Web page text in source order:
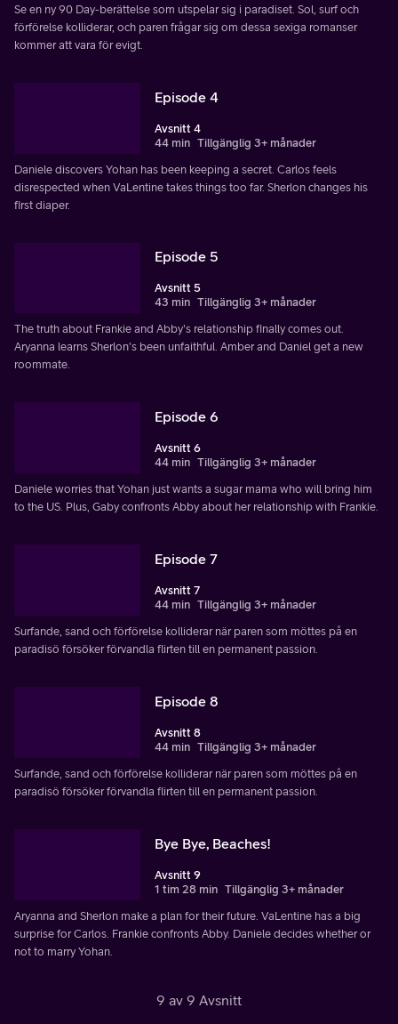
Se en ny 90 Day-berättelse som utspelar sig i paradiset. Sol, surf och
förförelse kolliderar, och paren frågar sig om dessa sexiga romanser
kommer att vara för evigt.
Episode 4
Avsnitt 4
44 min Tillgänglig 3+ månader
Daniele discovers Yohan has been keeping a secret. Carlos feels
disrespected when VaLentine takes things too far. Sherlon changes his
first diaper.
Episode 5
Avsnitt 5
43 min Tillgänglig 3+ månader
The truth about Frankie and Abby's relationship finally comes out.
Aryanna learns Sherlon's been unfaithful. Amber and Daniel get a new
roommate.
Episode 6
Avsnitt 6
44 min Tillgänglig 3+ månader
Daniele worries that Yohan just wants a sugar mama who will bring him
to the US. Plus, Gaby confronts Abby about her relationship with Frankie.
Episode 7
Avsnitt 7
44 min Tillgänglig 3+ månader
Surfande, sand och förförelse kolliderar när paren som möttes på en
paradisö försöker förvandla flirten till en permanent passion.
Episode 8
Avsnitt 8
44 min Tillgänglig 3+ månader
Surfande, sand och förförelse kolliderar när paren som möttes på en
paradisö försöker förvandla flirten till en permanent passion.
Bye Bye, Beaches!
Avsnitt 9
1 tim 28 min Tillgänglig 3+ månader
Aryanna and Sherlon make a plan for their future. VaLentine has a big
surprise for Carlos. Frankie confronts Abby. Daniele decides whether or
not to marry Yohan.
9 av 9 Avsnitt